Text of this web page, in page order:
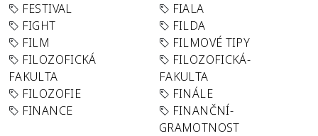
FESTIVAL
FIALA
FIGHT
FILDA
FILM
FILMOVÉ TIPY
FILOZOFICKÁ
FAKULTA
FILOZOFICKÁ-
FAKULTA
FILOZOFIE
FINÁLE
FINANCE
FINANČNÍ-
GRAMOTNOST